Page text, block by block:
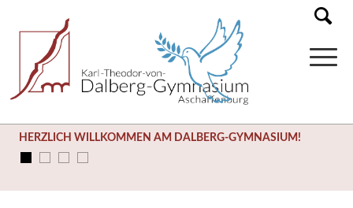
HERZLICH WILLKOMMEN AM DALBERG-GYMNASIUM!
SOMMERFERIEN (03.08. – 14.09.)